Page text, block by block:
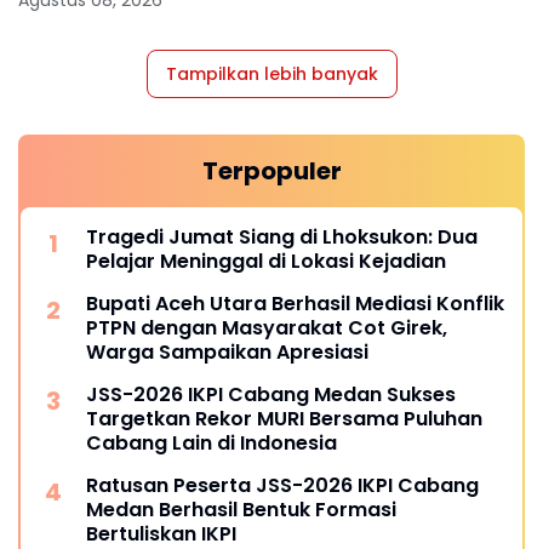
Tampilkan lebih banyak
Terpopuler
Tragedi Jumat Siang di Lhoksukon: Dua
Pelajar Meninggal di Lokasi Kejadian
Bupati Aceh Utara Berhasil Mediasi Konflik
PTPN dengan Masyarakat Cot Girek,
Warga Sampaikan Apresiasi
JSS-2026 IKPI Cabang Medan Sukses
Targetkan Rekor MURI Bersama Puluhan
Cabang Lain di Indonesia
Ratusan Peserta JSS-2026 IKPI Cabang
Medan Berhasil Bentuk Formasi
Bertuliskan IKPI